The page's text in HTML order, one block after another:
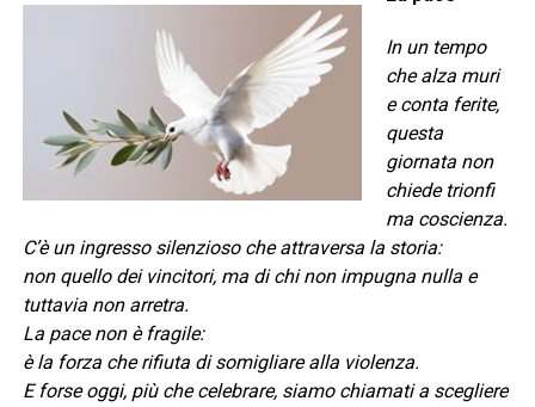
In un tempo
che alza muri
e conta ferite,
questa
giornata non
chiede trionfi
ma coscienza.
C’è un ingresso silenzioso che attraversa la storia:
non quello dei vincitori, ma di chi non impugna nulla e
tuttavia non arretra.
La pace non è fragile:
è la forza che rifiuta di somigliare alla violenza.
E forse oggi, più che celebrare, siamo chiamati a scegliere